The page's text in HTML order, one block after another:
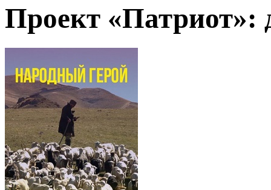
Проект «Патриот»: